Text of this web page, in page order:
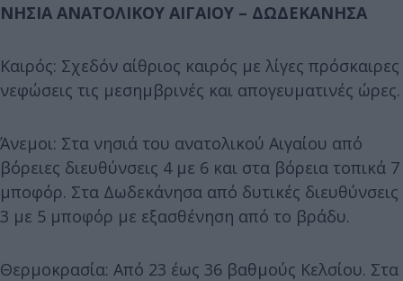
ΝΗΣΙΑ ΑΝΑΤΟΛΙΚΟΥ ΑΙΓΑΙΟΥ – ΔΩΔΕΚΑΝΗΣΑ
Καιρός: Σχεδόν αίθριος καιρός με λίγες πρόσκαιρες
νεφώσεις τις μεσημβρινές και απογευματινές ώρες.
Άνεμοι: Στα νησιά του ανατολικού Αιγαίου από
βόρειες διευθύνσεις 4 με 6 και στα βόρεια τοπικά 7
μποφόρ. Στα Δωδεκάνησα από δυτικές διευθύνσεις
3 με 5 μποφόρ με εξασθένηση από το βράδυ.
Θερμοκρασία: Από 23 έως 36 βαθμούς Κελσίου. Στα